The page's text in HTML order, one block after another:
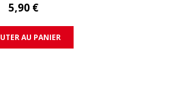
5,90 €
AU PANIER